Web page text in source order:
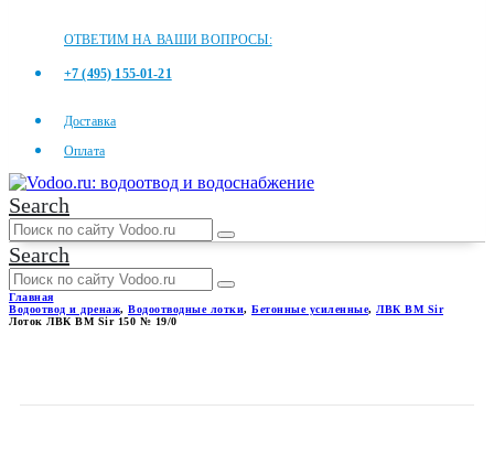
ОТВЕТИМ НА ВАШИ ВОПРОСЫ:
+7 (495) 155-01-21
Доставка
Оплата
Search
Search
Главная
Водоотвод и дренаж, Водоотводные лотки, Бетонные усиленные, ЛВК ВМ Sir
Лоток ЛВК ВМ Sir 150 № 19/0